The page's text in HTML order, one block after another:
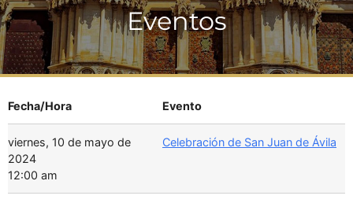
Eventos
Fecha/Hora Evento
viernes, 10 de mayo de
2024
12:00 am
Celebración de San Juan de Ávila